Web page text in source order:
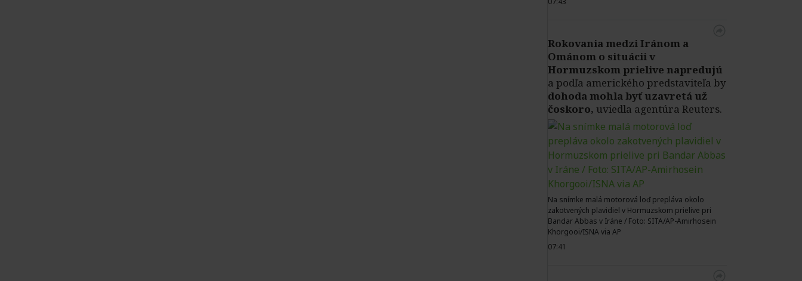
Rokovania medzi Iránom a
Ománom o situácii v
Hormuzskom prielive napredujú
a podľa amerického predstaviteľa by
dohoda mohla byť uzavretá už
čoskoro, uviedla agentúra Reuters.
Na snímke malá motorová loď prepláva okolo
zakotvených plavidiel v Hormuzskom prielive pri
Bandar Abbas v Iráne / Foto: SITA/AP-Amirhosein
Khorgooi/ISNA via AP
07:41